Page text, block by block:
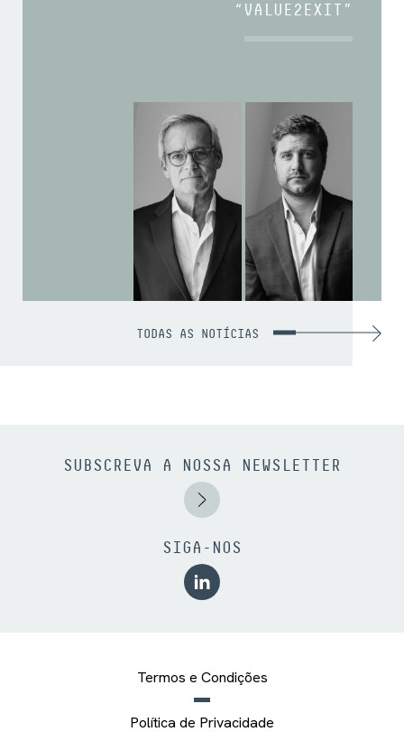
“VALUE2EXIT”
TODAS AS NOTÍCIAS
SUBSCREVA A NOSSA NEWSLETTER
SIGA-NOS
Termos e Condições
Política de Privacidade